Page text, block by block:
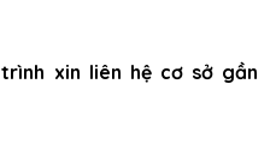
xin liên hệ cơ sở gần